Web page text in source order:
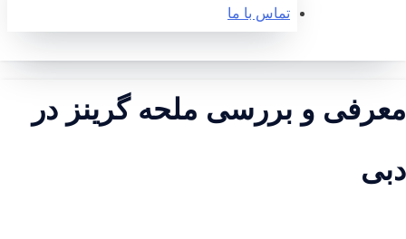
تماس با ما
و بررسی ملحه گرینز در